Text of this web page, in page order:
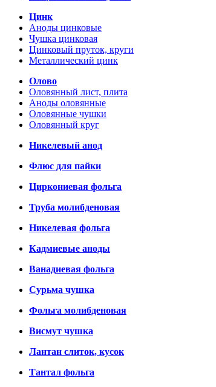
Цинк
Аноды цинковые
Чушка цинковая
Цинковый пруток, круги
Металлический цинк
Олово
Оловянный лист, плита
Аноды оловянные
Оловянные чушки
Оловянный круг
Никелевый анод
Флюс для пайки
Циркониевая фольга
Труба молибденовая
Никелевая фольга
Кадмиевые аноды
Ванадиевая фольга
Сурьма чушка
Фольга молибденовая
Висмут чушка
Лантан слиток, кусок
Тантал фольга